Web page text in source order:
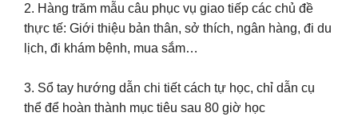
2. Hàng trăm mẫu câu phục vụ giao tiếp các chủ đề
thực tế: Giới thiệu bản thân, sở thích, ngân hàng, đi du
lịch, đi khám bệnh, mua sắm…
3. Sổ tay hướng dẫn chi tiết cách tự học, chỉ dẫn cụ
thể để hoàn thành mục tiêu sau 80 giờ học